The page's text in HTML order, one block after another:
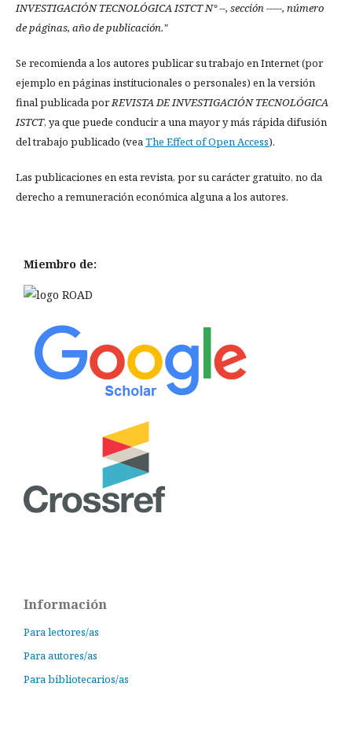
INVESTIGACIÓN TECNOLÓGICA ISTCT N° --, sección -----, número
de páginas, año de publicación."
Se recomienda a los autores publicar su trabajo en Internet (por
ejemplo en páginas institucionales o personales) en la versión
final publicada porREVISTA DE INVESTIGACIÓN TECNOLÓGICA
ISTCT, ya que puede conducir a una mayor y más rápida difusión
del trabajo publicado (veaThe Effect of Open Access).
Las publicaciones en esta revista, por su carácter gratuito, no da
derecho a remuneración económica alguna a los autores.
Miembro de:
Información
Para lectores/as
Para autores/as
Para bibliotecarios/as